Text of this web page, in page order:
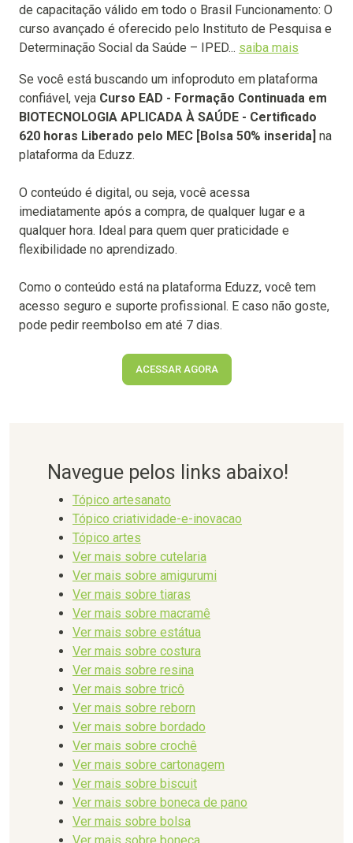
de capacitação válido em todo o Brasil Funcionamento: O
curso avançado é oferecido pelo Instituto de Pesquisa e
Determinação Social da Saúde – IPED... saiba mais
Se você está buscando um infoproduto em plataforma
confiável, veja Curso EAD - Formação Continuada em
BIOTECNOLOGIA APLICADA À SAÚDE - Certificado
620 horas Liberado pelo MEC [Bolsa 50% inserida] na
plataforma da Eduzz.
O conteúdo é digital, ou seja, você acessa
imediatamente após a compra, de qualquer lugar e a
qualquer hora. Ideal para quem quer praticidade e
flexibilidade no aprendizado.
Como o conteúdo está na plataforma Eduzz, você tem
acesso seguro e suporte profissional. E caso não goste,
pode pedir reembolso em até 7 dias.
ACESSAR AGORA
Navegue pelos links abaixo!
Tópico artesanato
Tópico criatividade-e-inovacao
Tópico artes
Ver mais sobre cutelaria
Ver mais sobre amigurumi
Ver mais sobre tiaras
Ver mais sobre macramê
Ver mais sobre estátua
Ver mais sobre costura
Ver mais sobre resina
Ver mais sobre tricô
Ver mais sobre reborn
Ver mais sobre bordado
Ver mais sobre crochê
Ver mais sobre cartonagem
Ver mais sobre biscuit
Ver mais sobre boneca de pano
Ver mais sobre bolsa